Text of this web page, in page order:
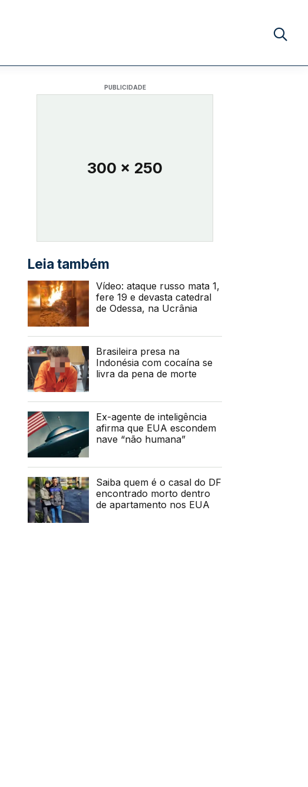
Buscar
PUBLICIDADE
300 x 250
Leia também
Vídeo: ataque russo mata 1,
fere 19 e devasta catedral
de Odessa, na Ucrânia
Brasileira presa na
Indonésia com cocaína se
livra da pena de morte
Ex-agente de inteligência
afirma que EUA escondem
nave “não humana”
Saiba quem é o casal do DF
encontrado morto dentro
de apartamento nos EUA